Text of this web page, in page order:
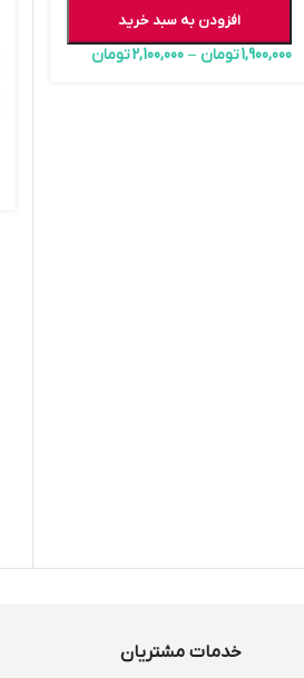
افزودن به سبد خرید
1,900,000تومان –
2,100,000تومان
خدمات مشتریان